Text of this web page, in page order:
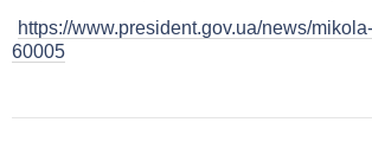
https://www.president.gov.ua/news/
60005